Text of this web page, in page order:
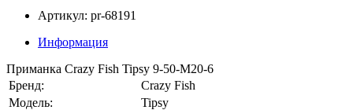
Артикул: pr-68191
Информация
Приманка Crazy Fish Tipsy 9-50-M20-6
Бренд:
Crazy Fish
Модель:
Tipsy